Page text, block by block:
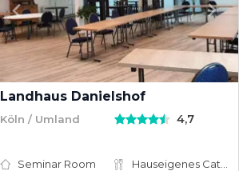
Landhaus Danielshof
Köln / Umland 4,7
Seminar Room